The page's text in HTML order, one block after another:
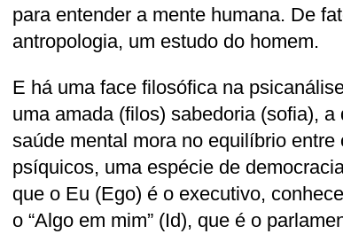
para entender a mente humana. De
antropologia, um estudo do homem.
E há uma face filosófica na
uma amada (filos) sabedoria (sofia), a
saúde mental mora no equilíbrio entre
psíquicos, uma espécie de
que o Eu (Ego) é o executivo,
o “Algo em mim” (Id), que é o